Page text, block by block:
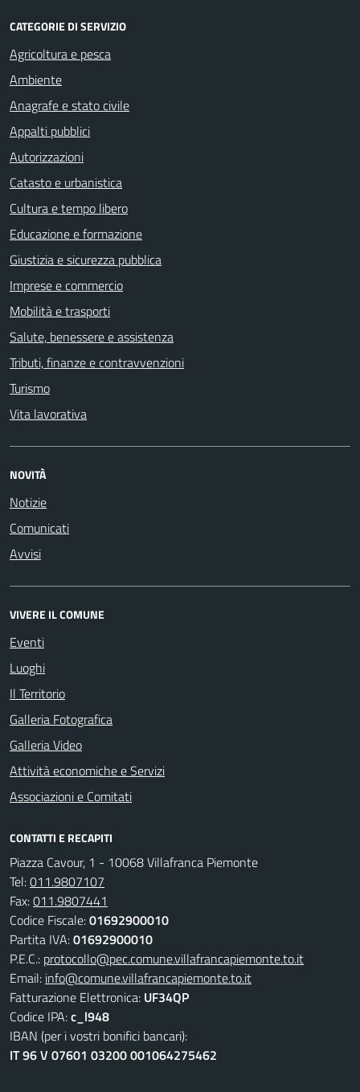
CATEGORIE DI SERVIZIO
Agricoltura e pesca
Ambiente
Anagrafe e stato civile
Appalti pubblici
Autorizzazioni
Catasto e urbanistica
Cultura e tempo libero
Educazione e formazione
Giustizia e sicurezza pubblica
Imprese e commercio
Mobilità e trasporti
Salute, benessere e assistenza
Tributi, finanze e contravvenzioni
Turismo
Vita lavorativa
NOVITÀ
Notizie
Comunicati
Avvisi
VIVERE IL COMUNE
Eventi
Luoghi
Il Territorio
Galleria Fotografica
Galleria Video
Attività economiche e Servizi
Associazioni e Comitati
CONTATTI E RECAPITI
Piazza Cavour, 1 - 10068 Villafranca Piemonte
Tel:011.9807107
Fax:011.9807441
Codice Fiscale:01692900010
Partita IVA:01692900010
P.E.C.: protocollo@pec.comune.villafrancapiemonte.to.it
Email: info@comune.villafrancapiemonte.to.it
Fatturazione Elettronica: UF34QP
Codice IPA:c_l948
IBAN (per i vostri bonifici bancari):
IT 96 V 07601 03200 001064275462